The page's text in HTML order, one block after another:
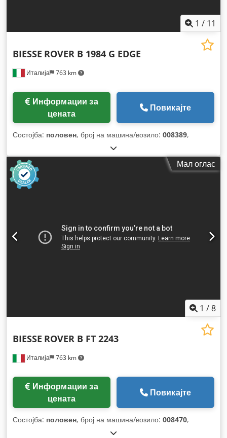
1 / 11
Италија 763 km
BIESSE ROVER B 1984 G EDGE
цената
Повикајте
Состојба: половен, број на машина/возило: 008389,
Мал оглас
1 /8
Италија 763 km
BIESSE ROVER B FT 2243
цената
Повикајте
Состојба: половен, број на машина/возило: 008470,